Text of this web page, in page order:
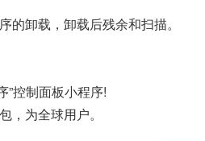
卸载，卸载后残余和扫描。
”控制面板小程序!
为全球用户。